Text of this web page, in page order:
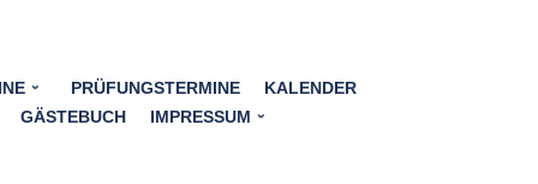
PRÜFUNGSTERMINE
KALENDER
GÄSTEBUCH IMPRESSUM